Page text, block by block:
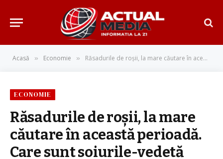
Acasă » Economie » Răsadurile de roșii, la mare căutare în această perioadă. Care sunt soiurile-vedetă printre legumicultori: „Nu le muncești degeaba”
ECONOMIE
Răsadurile de roșii, la mare
căutare în această perioadă.
Care sunt soiurile-vedetă